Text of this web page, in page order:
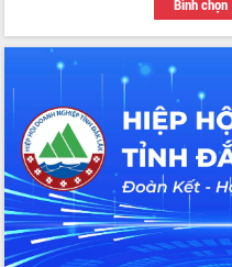
Tập huấn ứng dụng trí tuệ nhân tạo (AI)
trong thương mại điện tử năm 2026
Đoàn đại biểu Quốc hội tỉnh Đắk Lắk
trao đổi thông tin trước Kỳ họp thứ
nhất, Quốc hội khóa XVI
Quyết liệt cải cách hành chính, khơi
thông nguồn lực phát triển
Nâng cao hiệu lực, hiệu quả HĐND
tỉnh thông qua hiện đại hóa hành chính
Xã Ea Phê gắn cải cách hành chính với
chuyển đổi số
Bình chọn